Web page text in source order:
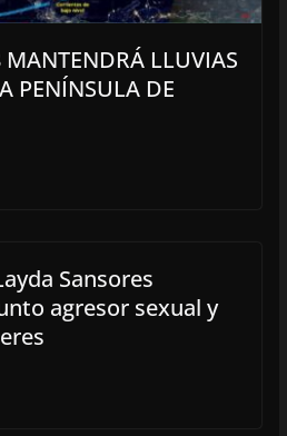
MANTENDRÁ LLUVIAS
PENÍNSULA DE
Sansores
agresor sexual y